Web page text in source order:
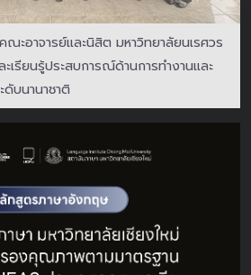
ะอาจารย์และนิสิต มหาวิทยาลัยนเรศวร
ะเรียนรู้ประสบการณ์ด้านการทำงานและ
บนานาชาติ